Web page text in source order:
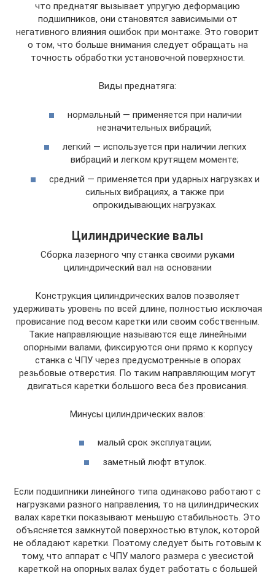
что преднатяг вызывает упругую деформацию
подшипников, они становятся зависимыми от
негативного влияния ошибок при монтаже. Это говорит
о том, что больше внимания следует обращать на
точность обработки установочной поверхности.
Виды преднатяга:
нормальный — применяется при наличии
незначительных вибраций;
легкий — используется при наличии легких
вибраций и легком крутящем моменте;
средний — применяется при ударных нагрузках и
сильных вибрациях, а также при
опрокидывающих нагрузках.
Цилиндрические валы
Сборка лазерного чпу станка своими руками
цилиндрический вал на основании
Конструкция цилиндрических валов позволяет
удерживать уровень по всей длине, полностью исключая
провисание под весом каретки или своим собственным.
Такие направляющие называются еще линейными
опорными валами, фиксируются они прямо к корпусу
станка с ЧПУ через предусмотренные в опорах
резьбовые отверстия. По таким направляющим могут
двигаться каретки большого веса без провисания.
Минусы цилиндрических валов:
малый срок эксплуатации;
заметный люфт втулок.
Если подшипники линейного типа одинаково работают с
нагрузками разного направления, то на цилиндрических
валах каретки показывают меньшую стабильность. Это
объясняется замкнутой поверхностью втулок, которой
не обладают каретки. Поэтому следует быть готовым к
тому, что аппарат с ЧПУ малого размера с увесистой
кареткой на опорных валах будет работать с большей